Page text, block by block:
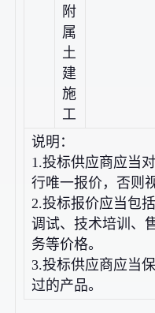
附
属
土
建
施
工
说明：
1.投标供应商应当
行唯一报价，否则
2.投标报价应当包
调试、技术培训、
务等价格。
3.投标供应商应当
过的产品。